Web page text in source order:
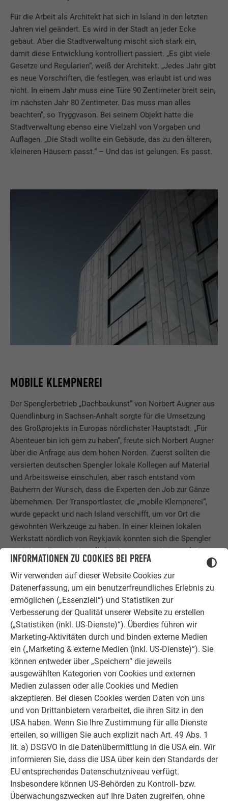
INFORMATIONEN ZU COOKIES BEI PREFA
Wir verwenden auf dieser Website Cookies zur
Datenerfassung, um ein benutzerfreundliches Erlebnis zu
ermöglichen („Essenziell“) und Statistiken zur
Verbesserung der Qualität unserer Website zu erstellen
(„Statistiken (inkl. US-Dienste)“). Überdies führen wir
Marketing-Aktivitäten durch und binden externe Medien
ein („Marketing & externe Medien (inkl. US-Dienste)“). Sie
können entweder über „Speichern“ die jeweils
ausgewählten Kategorien von Cookies und externen
Medien zulassen oder alle Cookies und Medien
akzeptieren. Bei diesen Cookies werden Daten von uns
und von Drittanbietern verarbeitet, die ihren Sitz in den
USA haben. Wenn Sie Ihre Zustimmung für alle Dienste
erteilen, so willigen Sie auch explizit nach Art. 49 Abs. 1
lit. a) DSGVO in die Datenübermittlung in die USA ein. Wir
informieren Sie, dass die USA über kein den Standards der
EU entsprechendes Datenschutzniveau verfügt.
Insbesondere können US-Behörden zu Kontroll- bzw.
Überwachungszwecken auf Ihre Daten zugreifen, ohne
Für die Arbeit als Architekt hat sich in Island in den letzten
Jahren viel geändert. Es wird in der Stadt an jeder Ecke
gebaut. Aber die Stadtverwaltung mischt sich stark ein,
damit diese Entwicklung kontrolliert passiert. „Es gibt viele
Gesetze und Regularien“, weiß der Architekt. „Jedes Jahr gibt
es neue Vorschriften, die festlegen, was erlaubt ist und was
nicht. In einem Jahr muss eine Türe 90 Zentimeter breit sein,
im nächsten Jahr 80 Zentimeter. Das muss man alles
beachten“, so Tryggvason. Bei seinem Objekt hatte die
Stadtverwaltung ebenso eine Vielzahl von Vorgaben und
Auflagen. „Die Stadt wollte ein Gebäude, das zu den älteren,
kleineren Häusern passt.“ – Und das ist gelungen. Es passt.
MOBILE KLEMPNEREI
Der Spenglerbetrieb „Dachbaukunst“ von Norbert Augner aus
Quendlinburg in Sachsen-Anhalt sorgte für die Umsetzung
des Großprojekts in Europas nördlichster Hauptstadt. „Für
Abenteuer bin ich gern zu haben“, freute sich Norbert Augner
über die Anfrage aus dem hohen Norden. Zuerst sollten die
versierten deutschen Spengler lokale Kollegen auf Material
und Arbeitsweise einschulen, aber rasch entstand vom
Bauherrn der Wunsch, dass die Experten den Job zur Gänze
übernehmen. Der Transportlaster, die „mobile Klempnerei“,
wurde gepackt und nach Island verschifft, um vor Ort die
gewohnten Werkzeuge zu haben. In einer kleinen lokalen
Werkstatt nördlich von Reykjavik konnten sich die Spengler
einrichten. Dort wurden alle Vorbereitungsarbeiten erledigt.
In der Tiefgarage des Objekts wurde dann eine zweite
Werkstatt für die kleineren und spontanen Arbeiten
aufgestellt.